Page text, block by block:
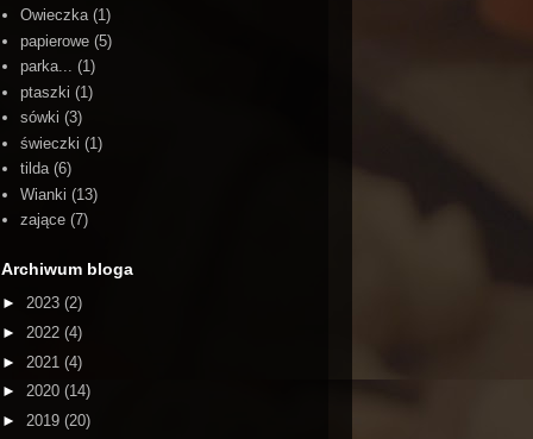
Owieczka (1)
papierowe (5)
parka... (1)
ptaszki (1)
sówki (3)
świeczki (1)
tilda (6)
Wianki (13)
zające (7)
Archiwum bloga
► 2023 (2)
► 2022 (4)
► 2021 (4)
► 2020 (14)
► 2019 (20)